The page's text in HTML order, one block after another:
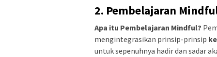
2. Pembelajaran
Apa itu Pembelajaran Mindful?
mengintegrasikan prinsip-prinsip
untuk sepenuhnya hadir dan sadar